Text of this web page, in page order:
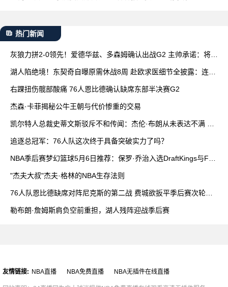
热门新闻
灰狼力拼2-0领先！爱德华兹、多森姆确认出战G2 主帅承诺：将增
湖人陷绝境！东契奇自曝原需休战8周 赴欧求医细节全披露：连打
右踝扭伤髋部酸痛 76人恩比德确认缺席东部半决赛G2
杰森·卡菲揭秘公牛王朝与代价惨重的交易
凯尔特人总裁史蒂文斯驳斥不和传闻：杰伦·布朗从未表达不满 双
追逐总冠军：76人队这次终于具备突破实力了吗？
NBA季后赛梦幻篮球5月6日推荐：保罗·乔治入选DraftKings与Fan
"杰夫大叔"杰夫·格林的NBA生存法则
76人队恩比德缺席对阵尼克斯的第二战 费城欲扳平季后赛次轮比
勒布朗·詹姆斯肩负空前重担，湖人残阵迎战季后赛
友情链接: NBA直播 NBA免费直播 NBA无插件在线直播